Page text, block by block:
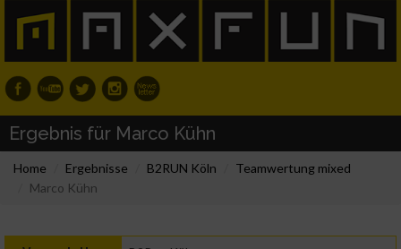
Ergebnis für Marco Kühn
Home Ergebnisse B2RUN Köln
Teamwertung mixed
Marco Kühn